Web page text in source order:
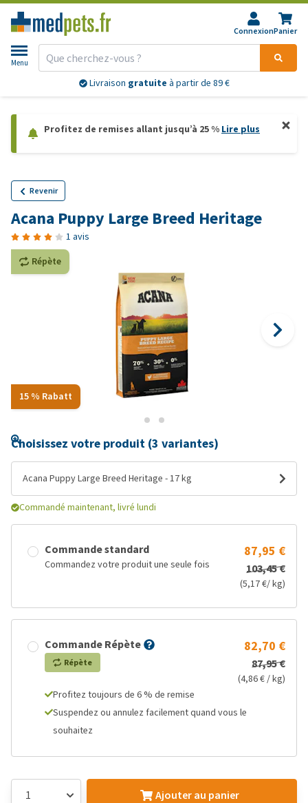
ConnexionPanier
Menu
Livraison gratuite à partir de 89 €
Profitez de remises allant jusqu’à 25 % Lire plus
Revenir
Acana Puppy Large Breed Heritage
1 avis
15 % Rabatt
Répète
Choisissez votre produit (3 variantes)
Acana Puppy Large Breed Heritage - 17 kg
Commandé maintenant, livré lundi
Commande standard
Commandez votre produit une seule fois
87,95 €
103,45 €
(5,17 €/ kg)
Commande Répète
Répète
82,70 €
87,95 €
(4,86 € / kg)
Profitez toujours de 6 % de remise
Suspendez ou annulez facilement quand vous le
souhaitez
Ajouter au panier